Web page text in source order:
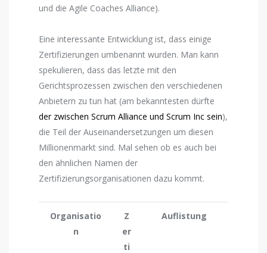
und die Agile Coaches Alliance).
Eine interessante Entwicklung ist, dass einige
Zertifizierungen umbenannt wurden. Man kann
spekulieren, dass das letzte mit den
Gerichtsprozessen zwischen den verschiedenen
Anbietern zu tun hat (am bekanntesten dürfte
der zwischen Scrum Alliance und Scrum Inc sein),
die Teil der Auseinandersetzungen um diesen
Millionenmarkt sind. Mal sehen ob es auch bei
den ähnlichen Namen der
Zertifizierungsorganisationen dazu kommt.
Organisatio
n
Z
er
ti
Auflistung